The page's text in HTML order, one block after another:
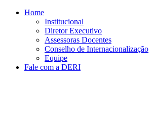
Conteúdo principal
Home
Institucional
Diretor Executivo
Assessoras Docentes
Conselho de Internacionalização
Equipe
Fale com a DERI